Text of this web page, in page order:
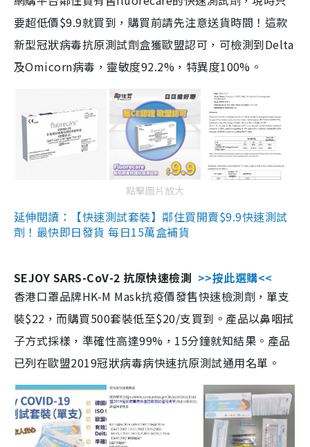
要超低價$9.9就買到，購買前請先注意送貨時間！這款
新型冠狀病毒抗原測試劑盒獲歐盟認可，可檢測到Delta
及Omicorn病毒，靈敏度92.2%，特異度100%。
點擊圖片放大
延伸閱讀：【快速測試套裝】鄰住買開賣$9.9快速測試
劑！最快即日發貨 每日15萬盒補貨
SEJOY SARS-CoV-2 抗原快速檢測 >>按此選購<<
香港口罩品牌HK-M Mask抗疫價發售快速檢測劑，單支
裝$22，而購買500套裝低至$20/支買到。產品以鼻咽拭
子方式採樣，準確性高達99%，15分鐘就知結果。產品
已列在歐盟2019冠狀病毒病快速抗原測試通用名單。